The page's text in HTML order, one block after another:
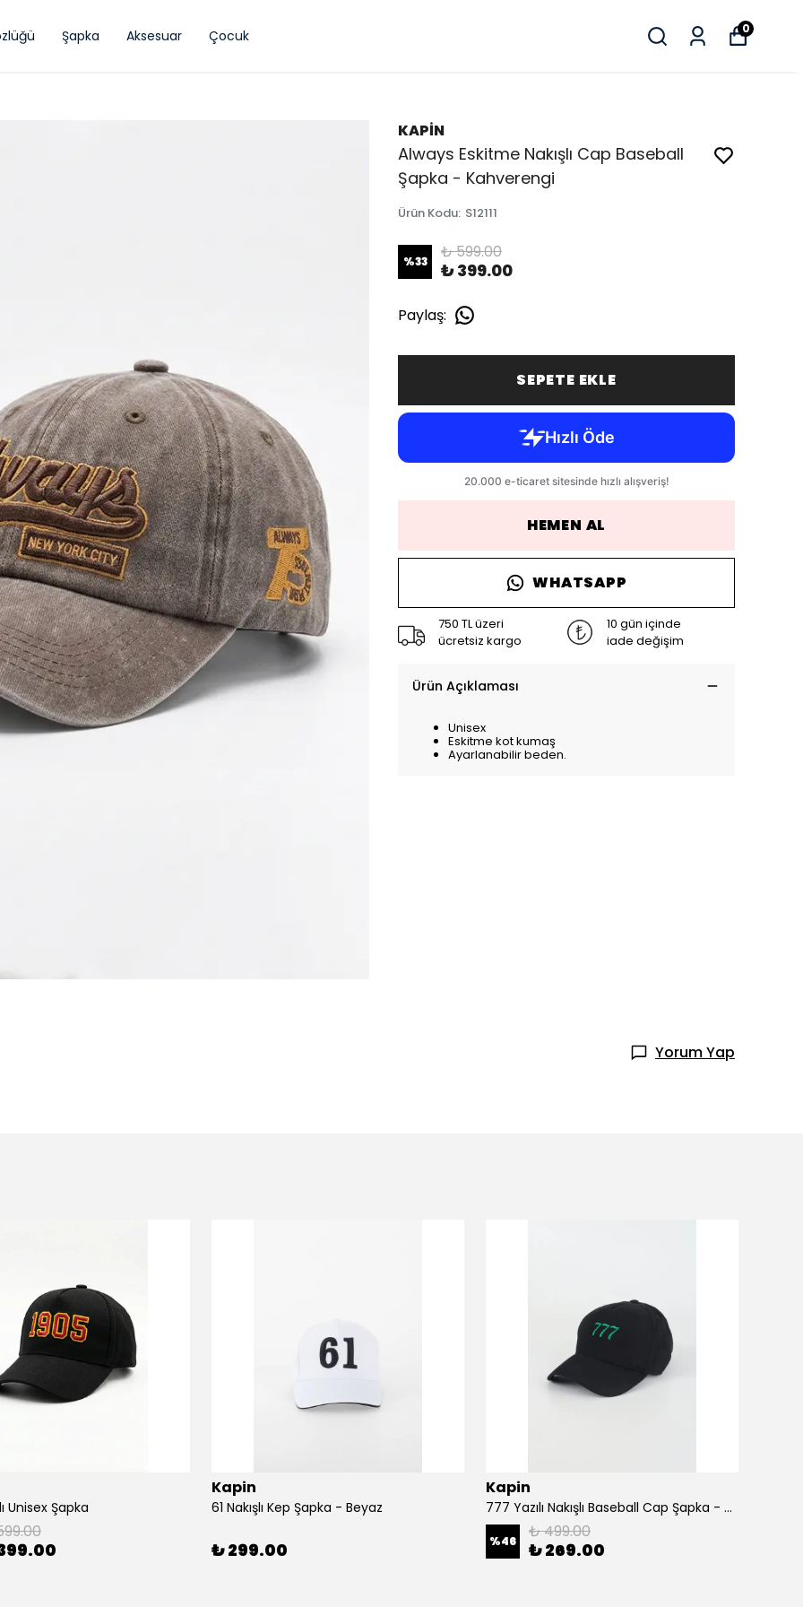
Şapka Aksesuar Çocuk 0
KAPİN
Always Eskitme Nakışlı Cap Baseball
Şapka - Kahverengi
Ürün Kodu: S12111
%33 ₺ 599.00
₺ 399.00
Paylaş:
SEPETE EKLE
HEMEN AL
WHATSAPP
750 TL üzeri
ücretsiz kargo
10 gün içinde
iade değişim
Ürün Açıklaması
Unisex
Eskitme kot kumaş
Ayarlanabilir beden.
Yorum Yap
Unisex Şapka
Kapin
61 Nakışlı Kep Şapka - Beyaz
₺ 299.00
Kapin
777 Yazılı Nakışlı Baseball Cap Şapka - Siyah
%46 ₺ 499.00
₺ 269.00